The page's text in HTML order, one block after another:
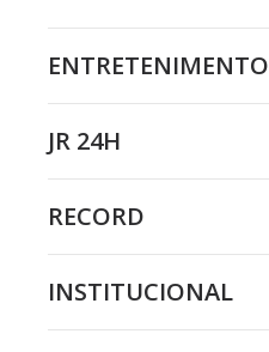
ENTRETENIMENTO
JR 24H
RECORD
INSTITUCIONAL